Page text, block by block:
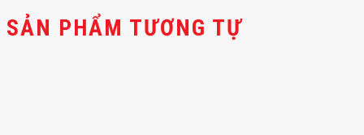
SẢN PHẨM TƯƠNG TỰ